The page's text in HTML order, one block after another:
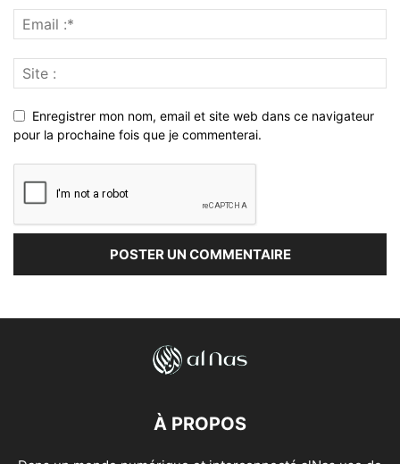
Enregistrer mon nom, email et site web dans ce navigateur
pour la prochaine fois que je commenterai.
À PROPOS